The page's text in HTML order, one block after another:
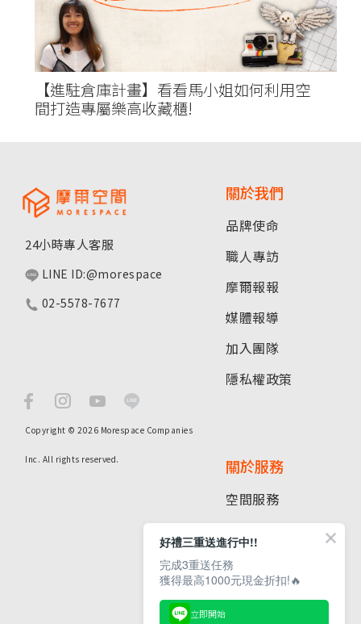
【進駐倉庫計畫】看看馬小姐如何利用空
間打造專屬樂高收藏櫃!
24小時專人客服
LINE ID:@morespace
02-5578-7677
Copyright © 2026 Morespace Companies
Inc. All rights reserved.
關於我們
品牌使命
職人專訪
摩爾報報
媒體報導
加入團隊
隱私權政策
關於服務
空間服務
租倉指南
分店據點
常見問題
好禮三重送進行中!!
完成3重送任務
獲得最高1000元現金折扣!🔥
立即開始